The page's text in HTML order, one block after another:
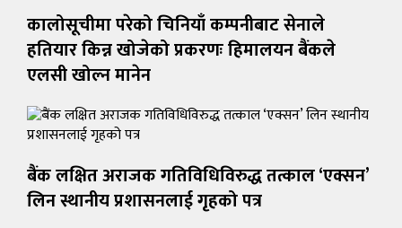
कालोसूचीमा परेको चिनियाँ कम्पनीबाट सेनाले
हतियार किन्न खोजेको प्रकरणः हिमालयन बैंकले
एलसी खोल्न मानेन
बैंक लक्षित अराजक गतिविधिविरुद्ध तत्काल ‘एक्सन’
लिन स्थानीय प्रशासनलाई गृहको पत्र